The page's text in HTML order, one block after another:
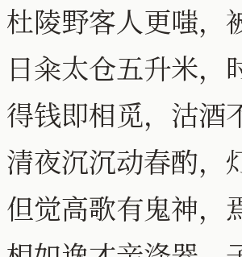
杜陵野客人更嗤，
日籴太仓五升米，
得钱即相觅，沽酒
清夜沉沉动春酌，
但觉高歌有鬼神，